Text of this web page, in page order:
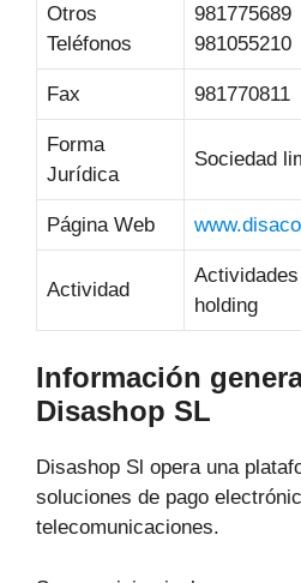
Otros
Teléfonos
981775689
981055210
Fax 981770811
Forma
Jurídica
Sociedad
Página Web
Actividad
holding
Información
Disashop SL
Disashop Sl opera una
soluciones de pago
telecomunicaciones.